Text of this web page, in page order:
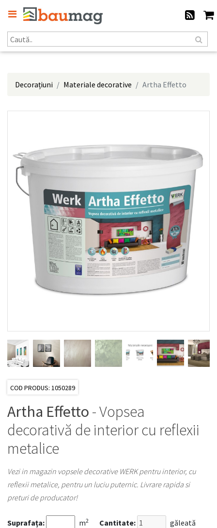
Decorațiuni Materiale decorative Artha Effetto
COD PRODUS: 1050289
Artha Effetto - Vopsea
decorativă de interior cu reflexii
metalice
Vezi in magazin vopsele decorative WERK pentru interior, cu
reflexii metalice, pentru un luciu puternic. Livrare rapida si
preturi de producator!
Suprafața: m2 Cantitate: găleată